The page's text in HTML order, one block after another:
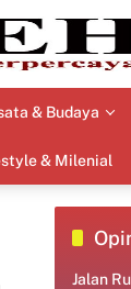
& Budaya
& Milenial
Jalan